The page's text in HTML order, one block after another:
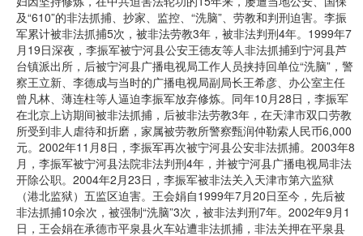
及“610”的非法抓捕、抄家、监控、“洗脑”、劳教和判刑迫害。李振
军累计被非法抓捕5次，被非法劳教3年，被非法判刑4年。1999年7
月19日深夜，李振军被宁河县公安王德友等人非法抓捕到宁河县芦
台镇派出所，后被宁河县广播电视局工作人员挟持回单位“洗脑”，警
察王立新、李德成与当时的广播电视局副局长王希彦、办公室主任
曾凡林、薄连柱等人逼迫李振军放弃修炼。同年10月28日，李振军
在北京上访期间被非法抓捕，后被非法劳教3年，在天津市双口劳教
所受到非人虐待和折磨，家属被劳教所警察甄润仲勒索人民币6,000
元。2002年11月8日，李振军再次被宁河县公安非法抓捕。2003年8
月，李振军被宁河县法院非法判刑4年，并被宁河县广播电视局非法
开除公职。2004年2月23日，李振军被非法关入天津市第六监狱
（港北监狱）五监区迫害。王会娟自1999年7月20日至今，先后被
非法抓捕10余次，被强制“洗脑”3次，被非法判刑7年。2002年9月1
日，王会娟在承德市平泉县火车站遭非法抓捕，非法关押在平泉县